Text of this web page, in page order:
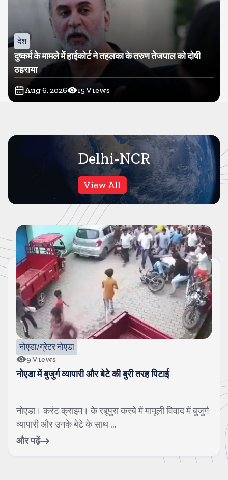
देश
दुष्कर्म के मामले में हाईकोर्ट ने तहलका के तरुण तेजपाल को दोषी
ठहराया
Aug 6, 2026 15Views
Delhi-NCR
View All
दिल्ली NCR
66Views
एक लाख के इनामी फुरकान को पुलिस ने किया ढेर, 30 से ज्यादा
शामली। करंट क्राइम। यूपी की शामली पुलिस की बड़ी
सफलता मिली है। टीम ने एक लाख के इनामी बदमाश फु...
और पढ़ें